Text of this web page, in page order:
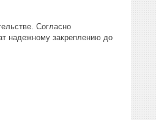
Согласно
надежному закреплению до